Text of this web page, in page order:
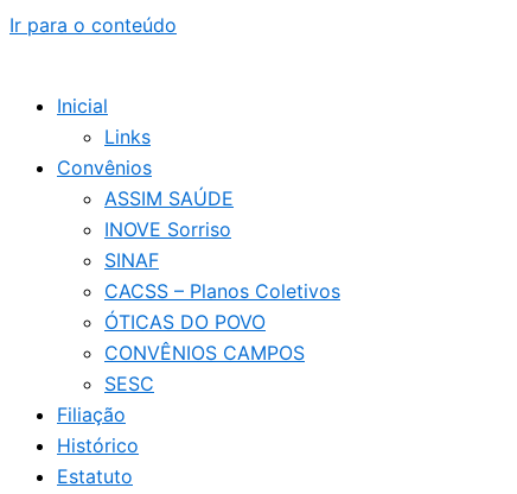
Ir para o conteúdo
Inicial
Links
Convênios
ASSIM SAÚDE
INOVE Sorriso
SINAF
CACSS – Planos Coletivos
ÓTICAS DO POVO
CONVÊNIOS CAMPOS
SESC
Filiação
Histórico
Estatuto